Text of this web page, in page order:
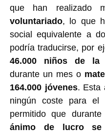
que han realizado
voluntariado, lo que
social equivalente a
podría traducirse, por
46.000 niños de la
durante un mes o
164.000 jóvenes. Esta
ningún coste para el
permitido que
ánimo de lucro se